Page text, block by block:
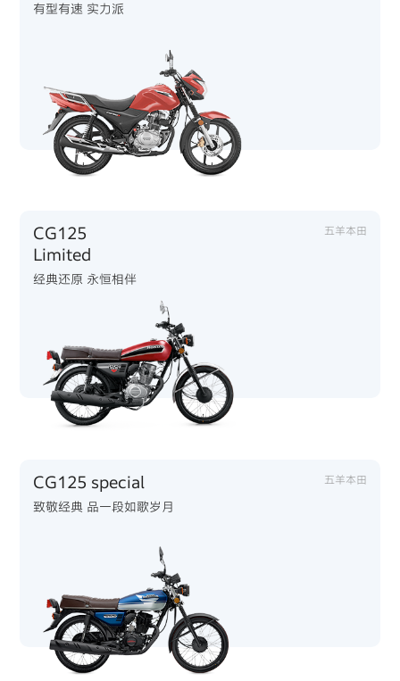
有型有速 实力派
CG125
Limited
五羊本田
经典还原 永恒相伴
CG125 special 五羊本田
致敬经典 品一段如歌岁月